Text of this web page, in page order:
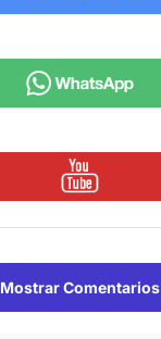
Mostrar Comentarios